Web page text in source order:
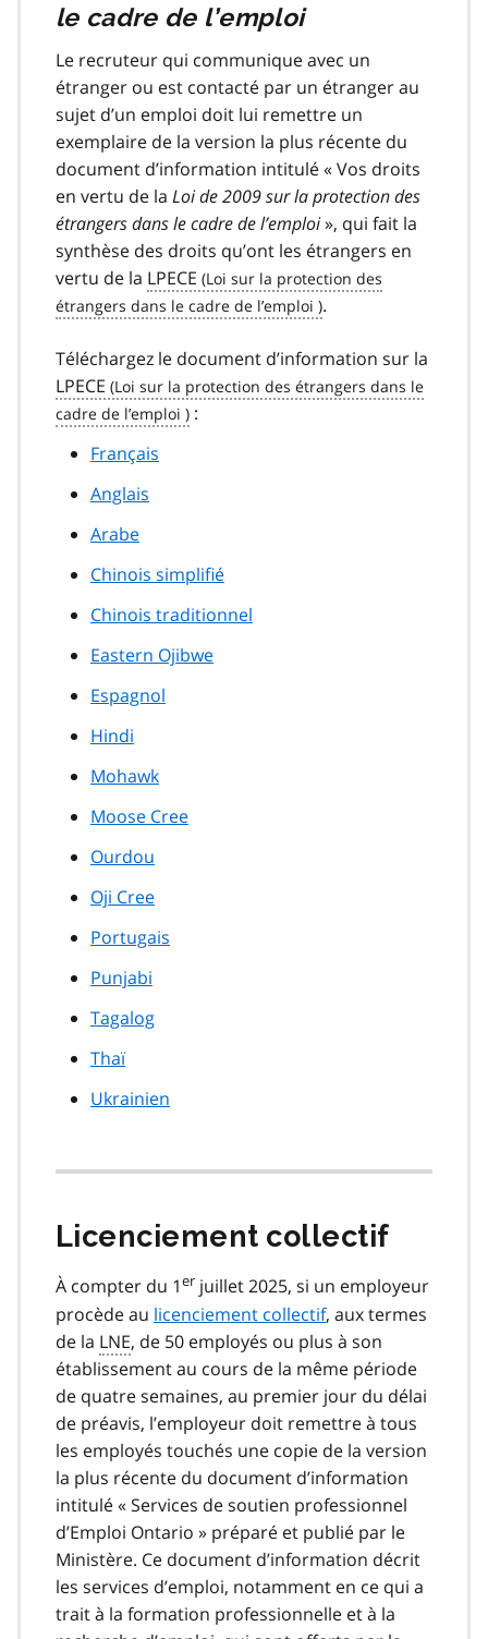
le cadre de l’emploi
Le recruteur qui communique avec un
étranger ou est contacté par un étranger au
sujet d’un emploi doit lui remettre un
exemplaire de la version la plus récente du
document d’information intitulé « Vos droits
en vertu de la Loi de 2009 sur la protection des
étrangers dans le cadre de l’emploi», qui fait la
synthèse des droits qu’ont les étrangers en
vertu de la LPECE
.
Téléchargez le document d’information sur la
LPECE
:
Français
Anglais
Arabe
Chinois simplifié
Chinois traditionnel
Eastern Ojibwe
Espagnol
Hindi
Mohawk
Moose Cree
Ourdou
Oji Cree
Portugais
Punjabi
Tagalog
Thaï
Ukrainien
Licenciement collectif
À compter du 1er juillet 2025, si un employeur
procède au licenciement collectif, aux termes
de la LNE, de 50 employés ou plus à son
établissement au cours de la même période
de quatre semaines, au premier jour du délai
de préavis, l’employeur doit remettre à tous
les employés touchés une copie de la version
la plus récente du document d’information
intitulé « Services de soutien professionnel
d’Emploi Ontario » préparé et publié par le
Ministère. Ce document d’information décrit
les services d’emploi, notamment en ce qui a
trait à la formation professionnelle et à la